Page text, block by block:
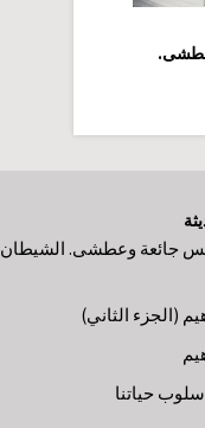
جائعة وعطشى. الشيطان
(الجزء الثاني)
حياتنا